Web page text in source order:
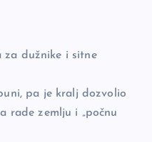
za dužnike i sitne
pa je kralj dozvolio
rade zemlju i „počnu